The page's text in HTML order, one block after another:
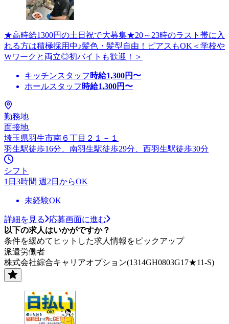
★高時給1300円の土日祝で大募集★20～23時のラスト帯に入
れる方は積極採用中♪髪色・髪型自由！ピアスもOK＜学校や
Wワークと両立◎初バイトも歓迎！＞
キッチンスタッフ 時給1,300円〜
ホールスタッフ 時給1,300円〜
勤務地
面接地
埼玉県羽生市南６丁目２１－１
羽生駅徒歩16分、南羽生駅徒歩29分、西羽生駅徒歩30分
シフト
1日3時間 週2日からOK
未経験OK
詳細を見る
応募画面に進む
以下の求人はいかがですか？
条件を緩めてヒットした求人情報をピックアップ
派遣労働者
株式会社綜合キャリアオプション(1314GH0803G17★11-S)